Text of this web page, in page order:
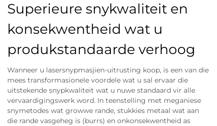
Superieure snykwaliteit en
konsekwentheid wat u
produkstandaarde verhoog
Wanneer u lasersnypmasjien-uitrusting koop, is een van die
mees transformasionele voordele wat u sal ervaar die
uitstekende snypkwaliteit wat u nuwe standaard vir alle
vervaardigingswerk word. In teenstelling met meganiese
snymetodes wat growwe rande, stukkies metaal wat aan
die rande vasgeheg is (burrs) en onkonsekwentheid as